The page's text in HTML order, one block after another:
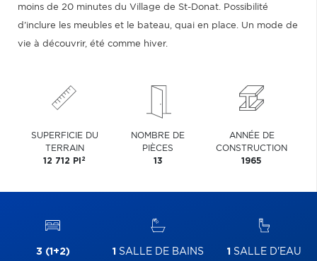
moins de 20 minutes du Village de St-Donat. Possibilité
d'inclure les meubles et le bateau, quai en place. Un mode de
vie à découvrir, été comme hiver.
SUPERFICIE DU
TERRAIN
12 712 PI 2
NOMBRE DE
PIÈCES
13
ANNÉE DE
CONSTRUCTION
1965
3 (1+2)
1 SALLE DE BAINS 1 SALLE D'EAU